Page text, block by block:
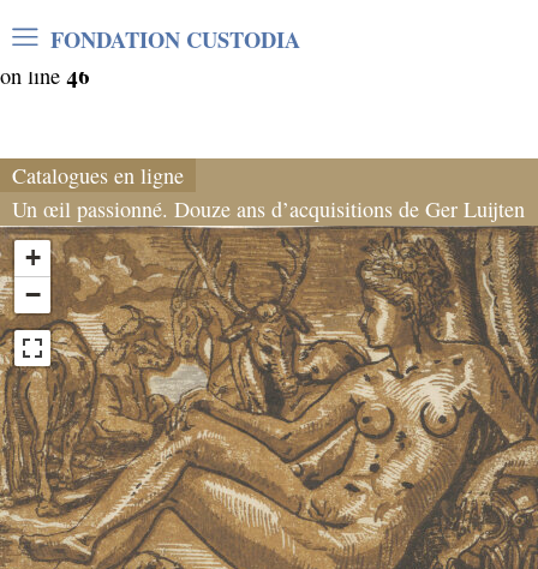
Warning: Undefined array key "var_mode" in
/home/clients/06cf3fb6db0bf3383064f508e4e3b220/
on line 46
FONDATION CUSTODIA
Catalogues en ligne
Un œil passionné. Douze ans d’acquisitions de Ger Luijten
+
−